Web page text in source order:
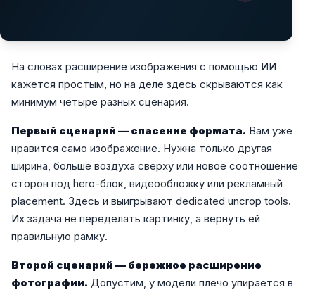
На словах расширение изображения с помощью ИИ
кажется простым, но на деле здесь скрываются как
минимум четыре разных сценария.
Первый сценарий — спасение формата. Вам уже
нравится само изображение. Нужна только другая
ширина, больше воздуха сверху или новое соотношение
сторон под hero-блок, видеообложку или рекламный
placement. Здесь и выигрывают dedicated uncrop tools.
Их задача не переделать картинку, а вернуть ей
правильную рамку.
Второй сценарий — бережное расширение
фотографии. Допустим, у модели плечо упирается в